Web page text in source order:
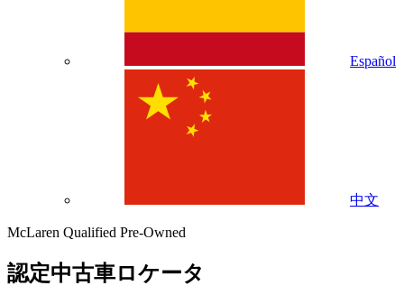
Español
中文
McLaren Qualified Pre-Owned
認定中古車ロケータ